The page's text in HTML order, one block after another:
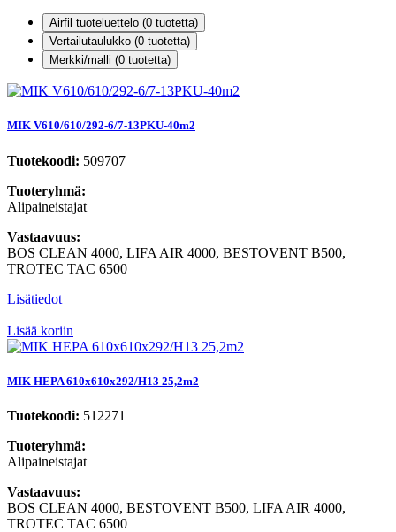
Airfil tuoteluettelo (0 tuotetta)
Vertailutaulukko (0 tuotetta)
Merkki/malli (0 tuotetta)
MIK V610/610/292-6/7-13PKU-40m2
Tuotekoodi: 509707
Tuoteryhmä:
Alipaineistajat
Vastaavuus:
BOS CLEAN 4000, LIFA AIR 4000, BESTOVENT B500,
TROTEC TAC 6500
Lisätiedot
Lisää koriin
MIK HEPA 610x610x292/H13 25,2m2
Tuotekoodi: 512271
Tuoteryhmä:
Alipaineistajat
Vastaavuus:
BOS CLEAN 4000, BESTOVENT B500, LIFA AIR 4000,
TROTEC TAC 6500